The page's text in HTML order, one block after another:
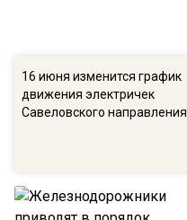
16 июня изменится график
движения электричек
Савеловского направления